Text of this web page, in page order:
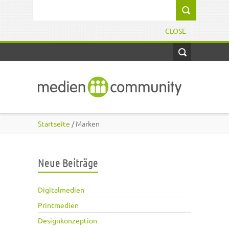
CLOSE
Startseite / Marken
Neue Beiträge
Digitalmedien
Printmedien
Designkonzeption